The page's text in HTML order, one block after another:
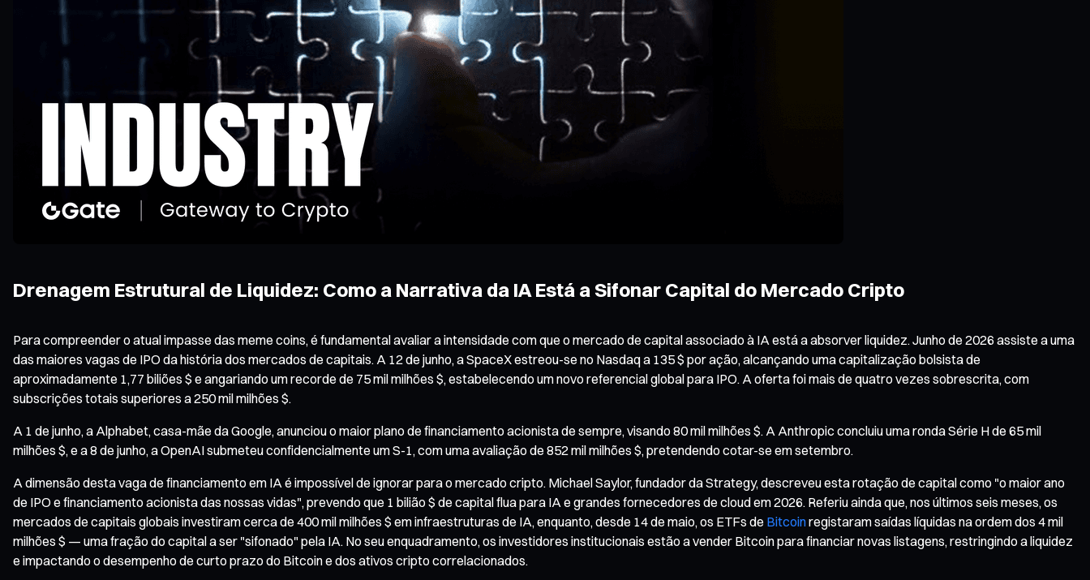
Drenagem Estrutural de Liquidez: Como a Narrativa da IA Está a Sifonar Capital do Mercado Cripto
Para compreender o atual impasse das meme coins, é fundamental avaliar a intensidade com que o mercado de capital associado à IA está a absorver liquidez. Junho de 2026 assiste a uma
das maiores vagas de IPO da história dos mercados de capitais. A 12 de junho, a SpaceX estreou-se no Nasdaq a 135 $ por ação, alcançando uma capitalização bolsista de
aproximadamente 1,77 biliões $ e angariando um recorde de 75 mil milhões $, estabelecendo um novo referencial global para IPO. A oferta foi mais de quatro vezes sobrescrita, com
subscrições totais superiores a 250 mil milhões $.
A 1 de junho, a Alphabet, casa-mãe da Google, anunciou o maior plano de financiamento acionista de sempre, visando 80 mil milhões $. A Anthropic concluiu uma ronda Série H de 65 mil
milhões $, e a 8 de junho, a OpenAI submeteu confidencialmente um S-1, com uma avaliação de 852 mil milhões $, pretendendo cotar-se em setembro.
A dimensão desta vaga de financiamento em IA é impossível de ignorar para o mercado cripto. Michael Saylor, fundador da Strategy, descreveu esta rotação de capital como "o maior ano
de IPO e financiamento acionista das nossas vidas", prevendo que 1 bilião $ de capital flua para IA e grandes fornecedores de cloud em 2026. Referiu ainda que, nos últimos seis meses, os
mercados de capitais globais investiram cerca de 400 mil milhões $ em infraestruturas de IA, enquanto, desde 14 de maio, os ETFs de Bitcoinregistaram saídas líquidas na ordem dos 4 mil
milhões $ — uma fração do capital a ser "sifonado" pela IA. No seu enquadramento, os investidores institucionais estão a vender Bitcoin para financiar novas listagens, restringindo a liquidez
e impactando o desempenho de curto prazo do Bitcoin e dos ativos cripto correlacionados.